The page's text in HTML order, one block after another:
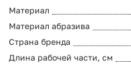
Материал
Материал абразива
Страна бренда
Длина рабочей части, см